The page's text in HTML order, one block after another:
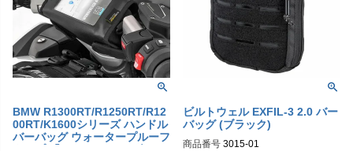
BMW R1300RT/R1250RT/R12
00RT/K1600シリーズ ハンドル
バーバッグ ウォータープルーフ
ビルトウェル EXFIL-3 2.0 バー
バッグ (ブラック)
商品番号 3015-01